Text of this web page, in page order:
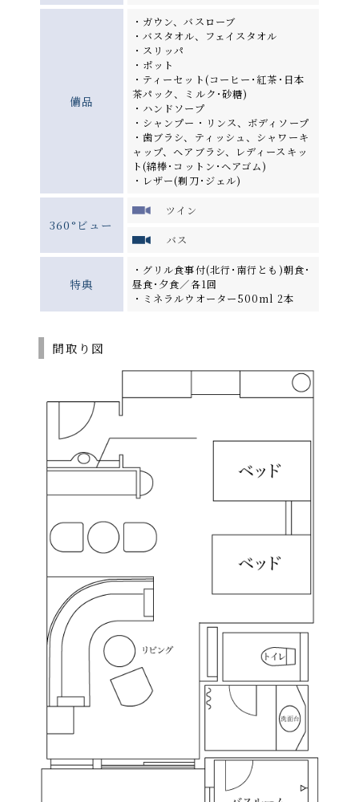
備品
・ガウン、バスローブ
・バスタオル、フェイスタオル
・スリッパ
・ポット
・ティーセット(コーヒー･紅茶･日本
茶パック、ミルク･砂糖)
・ハンドソープ
・シャンプー・リンス、ボディソープ
・歯ブラシ、ティッシュ、シャワーキ
ャップ、ヘアブラシ、レディースキッ
ト(綿棒･コットン･ヘアゴム)
・レザー(剃刀･ジェル)
360°ビュー
ツイン
バス
特典
・グリル食事付(北行･南行とも)朝食･
昼食･夕食／各1回
・ミネラルウオーター500ml 2本
間取り図